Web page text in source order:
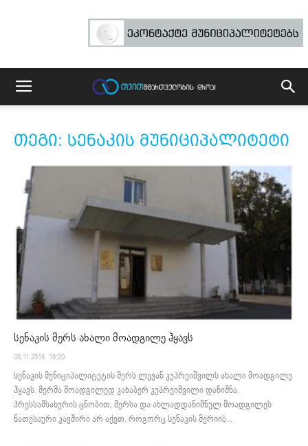
თეგი: სენაკის მუნიციპალიტეტი
სენაკის მერს ახალი მოადგილე ჰყავს
08.11.2018. 18:20
სენაკის მუნიციპალიტეტის მერს ლევან კუპრეიშვილს ახალი მოადგილე
ჰყავს. მერმა მოადგილედ კახაბერ კუპრეიშვილი დანიშნა.
პრესსამსახურის ცნობით, მერსა და ახლადდანიშნულ მოადგილეს
ნათესაური კავშირი არ აქვთ. როგორც სენაკის მერიის...